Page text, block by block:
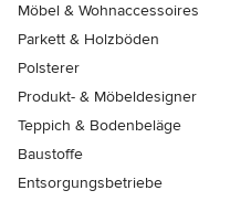
Möbel & Wohnaccessoires
Parkett & Holzböden
Polsterer
Produkt- & Möbeldesigner
Teppich & Bodenbeläge
Baustoffe
Entsorgungsbetriebe